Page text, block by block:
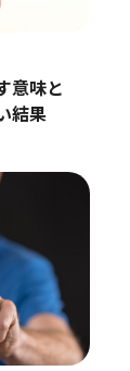
意味と
結果